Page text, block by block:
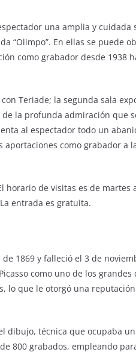
una amplia y cuidada
“Olimpo”. En ellas se puede
como grabador desde 1938
Teriade; la segunda sala
la profunda admiración que
al espectador todo un
aportaciones como grabador a
de visitas es de martes
entrada es gratuita.
1869 y falleció el 3 de
como uno de los grandes
lo que le otorgó una
dibujo, técnica que ocupaba
800 grabados, empleando